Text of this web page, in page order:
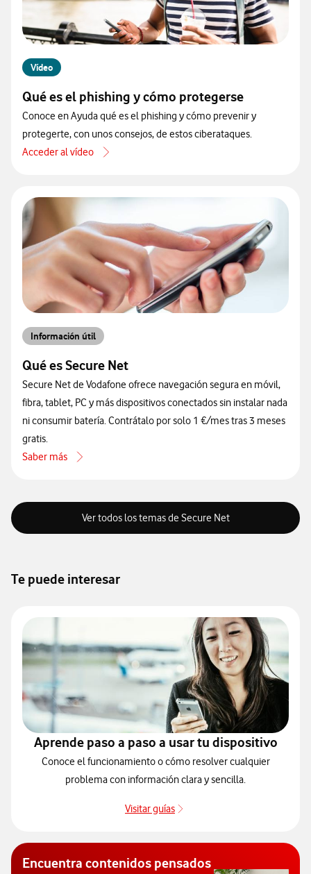
Vídeo
Qué es el phishing y cómo protegerse
Conoce en Ayuda qué es el phishing y cómo prevenir y
protegerte, con unos consejos, de estos ciberataques.
Acceder al vídeo
acerca de Qué es el phishing y cómo protegerse
Información útil
Qué es Secure Net
Secure Net de Vodafone ofrece navegación segura en móvil,
fibra, tablet, PC y más dispositivos conectados sin instalar nada
ni consumir batería. Contrátalo por solo 1 €/mes tras 3 meses
gratis.
Saber más
acerca de Qué es Secure Net
Ver todos los temas de Secure Net
Te puede interesar
Aprende paso a paso a usar tu dispositivo
Conoce el funcionamiento o cómo resolver cualquier
problema con información clara y sencilla.
Visitar guías
Encuentra contenidos pensados